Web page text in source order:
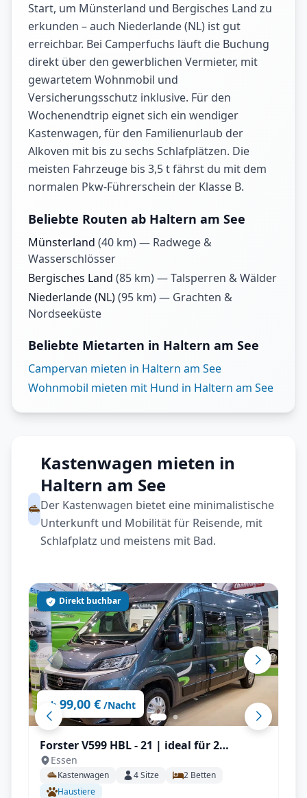
Start, um Münsterland und Bergisches Land zu
erkunden – auch Niederlande (NL) ist gut
erreichbar. Bei Camperfuchs läuft die Buchung
direkt über den gewerblichen Vermieter, mit
gewartetem Wohnmobil und
Versicherungsschutz inklusive. Für den
Wochenendtrip eignet sich ein wendiger
Kastenwagen, für den Familienurlaub der
Alkoven mit bis zu sechs Schlafplätzen. Die
meisten Fahrzeuge bis 3,5 t fährst du mit dem
normalen Pkw-Führerschein der Klasse B.
Beliebte Routen ab Haltern am See
Münsterland (40 km) — Radwege &
Wasserschlösser
Bergisches Land (85 km) —Talsperren & Wälder
Niederlande (NL)(95 km) — Grachten &
Nordseeküste
Beliebte Mietarten in Haltern am See
Campervan mieten in Haltern am See
Wohnmobil mieten mit Hund in Haltern am See
Kastenwagen mieten in
Haltern am See
Der Kastenwagen bietet eine minimalistische
Unterkunft und Mobilität für Reisende, mit
Schlafplatz und meistens mit Bad.
ab 99,00 € /Nacht
Direkt buchbar
Forster V599 HBL - 21 | ideal für 2
Personen, Solar, Einparksensoren, AHK
uvm.
Essen
Kastenwagen 4Sitze 2 Betten
Haustiere